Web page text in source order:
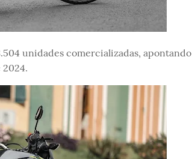
unidades comercializadas, apontando
2024.